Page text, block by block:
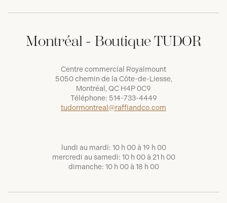
Montréal - Boutique TUDOR
Centre commercial Royalmount
5050 chemin de la Côte-de-Liesse,
Montréal, QC H4P 0C9
Téléphone: 514-733-4449
tudormontreal@raffiandco.com
lundi au mardi: 10 h 00 à 19 h 00
mercredi au samedi: 10 h 00 à 21 h 00
dimanche: 10 h 00 à 18 h 00